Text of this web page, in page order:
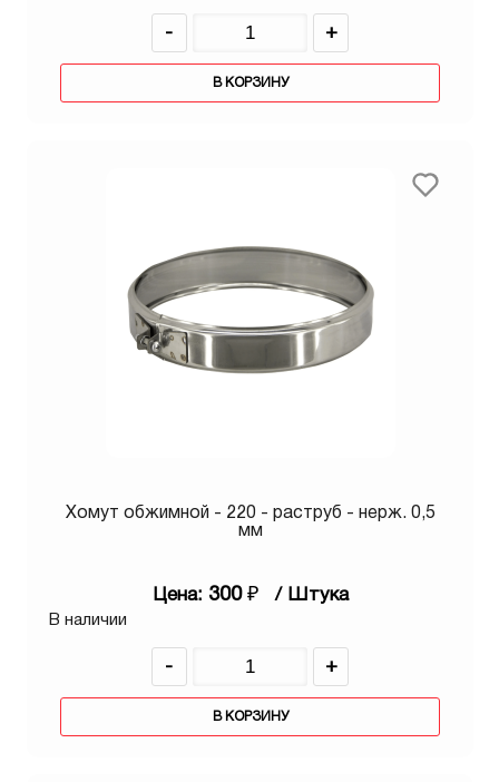
- +
В КОРЗИНУ
Хомут обжимной - 220 - раструб - нерж. 0,5
мм
Цена: 300 ₽ / Штука
В наличии
- +
В КОРЗИНУ